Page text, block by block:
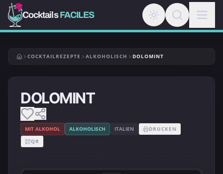
CocktailsFACILES
COCKTAILREZEPTE ALKOHOLISCH DOLOMINT
DOLOMINT
MIT ALKOHOL ALKOHOLISCH ITALIEN
DRUCKEN
QR